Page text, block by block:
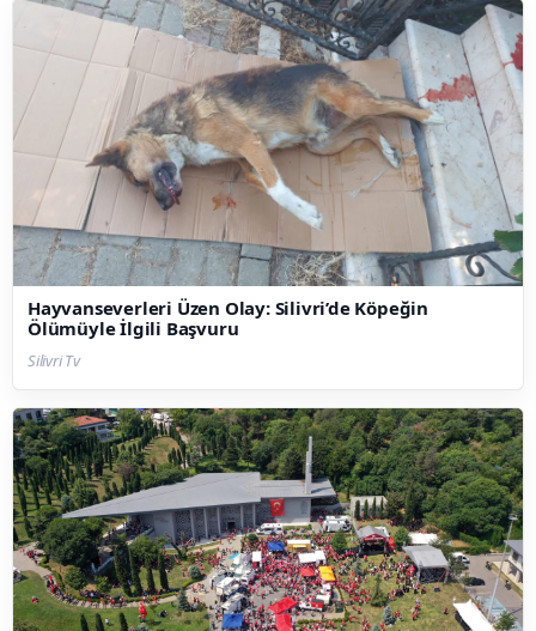
Hayvanseverleri Üzen Olay: Silivri’de Köpeğin
Ölümüyle İlgili Başvuru
Silivri Tv